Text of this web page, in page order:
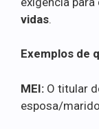
vidas.
Exemplos de
MEI: O titular
esposa/